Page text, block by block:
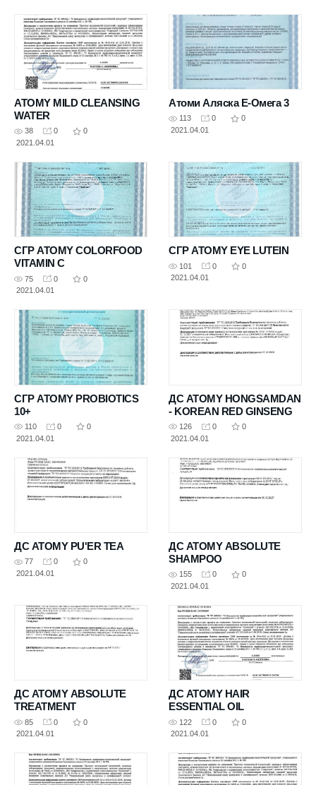
ATOMY MILD CLEANSING
WATER
38 0
0
2021.04.01
Атоми Аляска Е-Омега 3
113 0
0
2021.04.01
СГР ATOMY COLORFOOD
VITAMIN C
75 0
0
2021.04.01
СГР ATOMY EYE LUTEIN
101 0
0
2021.04.01
СГР ATOMY PROBIOTICS
10+
110 0
0
2021.04.01
ДС ATOMY HONGSAMDAN
- KOREAN RED GINSENG
126 0
0
2021.04.01
ДС ATOMY PU'ER TEA
77 0
0
2021.04.01
ДС ATOMY ABSOLUTE
SHAMPOO
155 0
0
2021.04.01
ДС ATOMY ABSOLUTE
TREATMENT
85 0
0
2021.04.01
ДС ATOMY HAIR
ESSENTIAL OIL
122 0
0
2021.04.01